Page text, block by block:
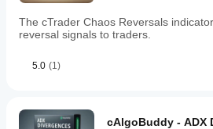
The cTrader Chaos Reversals
reversal signals to traders.
5.0 (1)
cAlgoBuddy - ADX